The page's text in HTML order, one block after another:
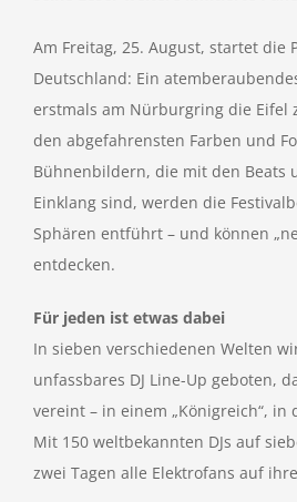
Am Freitag, 25. August, startet die
Deutschland: Ein
erstmals am Nürburgring die Eifel
den abgefahrensten Farben und
Bühnenbildern, die mit den Beats
Einklang sind, werden die
Sphären entführt – und können
entdecken.
Für jeden ist etwas dabei
In sieben verschiedenen Welten
unfassbares DJ Line-Up geboten,
vereint – in einem „Königreich“,
Mit 150 weltbekannten DJs auf
zwei Tagen alle Elektrofans auf